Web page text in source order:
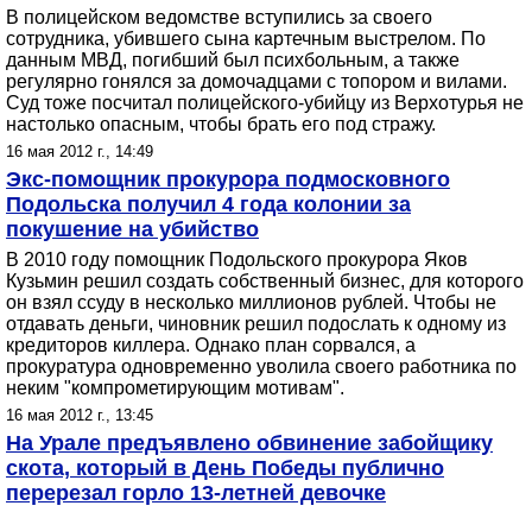
В полицейском ведомстве вступились за своего
сотрудника, убившего сына картечным выстрелом. По
данным МВД, погибший был психбольным, а также
регулярно гонялся за домочадцами с топором и вилами.
Суд тоже посчитал полицейского-убийцу из Верхотурья не
настолько опасным, чтобы брать его под стражу.
16 мая 2012 г., 14:49
Экс-помощник прокурора подмосковного
Подольска получил 4 года колонии за
покушение на убийство
В 2010 году помощник Подольского прокурора Яков
Кузьмин решил создать собственный бизнес, для которого
он взял ссуду в несколько миллионов рублей. Чтобы не
отдавать деньги, чиновник решил подослать к одному из
кредиторов киллера. Однако план сорвался, а
прокуратура одновременно уволила своего работника по
неким "компрометирующим мотивам".
16 мая 2012 г., 13:45
На Урале предъявлено обвинение забойщику
скота, который в День Победы публично
перерезал горло 13-летней девочке